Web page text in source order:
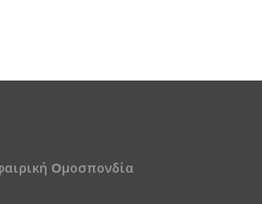
Ομοσπονδία